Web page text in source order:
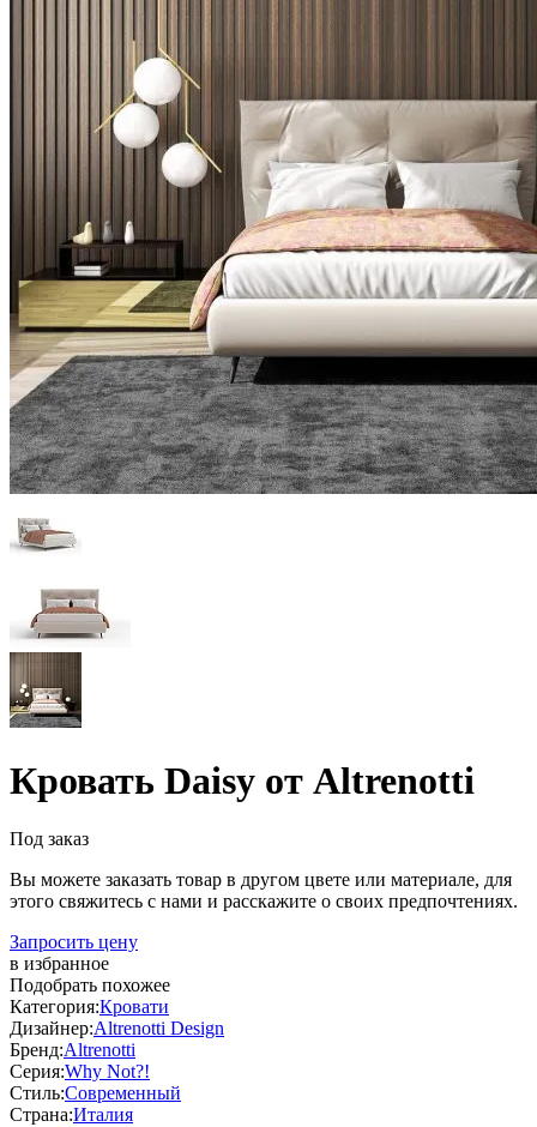
Кровать Daisy от Altrenotti
Под заказ
Вы можете заказать товар в другом цвете или материале, для
этого свяжитесь с нами и расскажите о своих предпочтениях.
Запросить цену
в избранное
Подобрать похожее
Категория:Кровати
Дизайнер:Altrenotti Design
Бренд:Altrenotti
Серия:Why Not?!
Стиль:Современный
Страна:Италия